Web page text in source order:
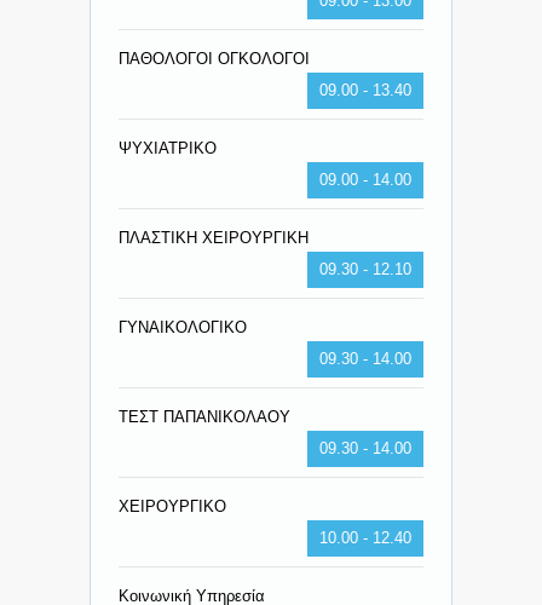
ΠΑΘΟΛΟΓΟΙ ΟΓΚΟΛΟΓΟΙ
09.00 - 13.40
ΨΥΧΙΑΤΡΙΚΟ
09.00 - 14.00
ΠΛΑΣΤΙΚΗ ΧΕΙΡΟΥΡΓΙΚΗ
09.30 - 12.10
ΓΥΝΑΙΚΟΛΟΓΙΚΟ
09.30 - 14.00
ΤΕΣΤ ΠΑΠΑΝΙΚΟΛΑΟΥ
09.30 - 14.00
ΧΕΙΡΟΥΡΓΙΚΟ
10.00 - 12.40
Κοινωνική Υπηρεσία